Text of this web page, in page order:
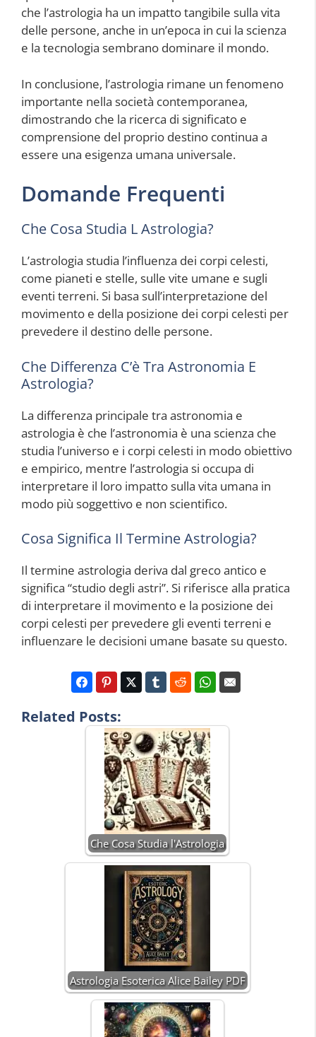
che l’astrologia ha un impatto tangibile sulla vita
delle persone, anche in un’epoca in cui la scienza
e la tecnologia sembrano dominare il mondo.
In conclusione, l’astrologia rimane un fenomeno
importante nella società contemporanea,
dimostrando che la ricerca di significato e
comprensione del proprio destino continua a
essere una esigenza umana universale.
Domande Frequenti
Che Cosa Studia L Astrologia?
L’astrologia studia l’influenza dei corpi celesti,
come pianeti e stelle, sulle vite umane e sugli
eventi terreni. Si basa sull’interpretazione del
movimento e della posizione dei corpi celesti per
prevedere il destino delle persone.
Che Differenza C’è Tra Astronomia E
Astrologia?
La differenza principale tra astronomia e
astrologia è che l’astronomia è una scienza che
studia l’universo e i corpi celesti in modo obiettivo
e empirico, mentre l’astrologia si occupa di
interpretare il loro impatto sulla vita umana in
modo più soggettivo e non scientifico.
Cosa Significa Il Termine Astrologia?
Il termine astrologia deriva dal greco antico e
significa “studio degli astri”. Si riferisce alla pratica
di interpretare il movimento e la posizione dei
corpi celesti per prevedere gli eventi terreni e
influenzare le decisioni umane basate su questo.
Related Posts:
Che Cosa Studia l'Astrologia
Astrologia Esoterica Alice Bailey PDF